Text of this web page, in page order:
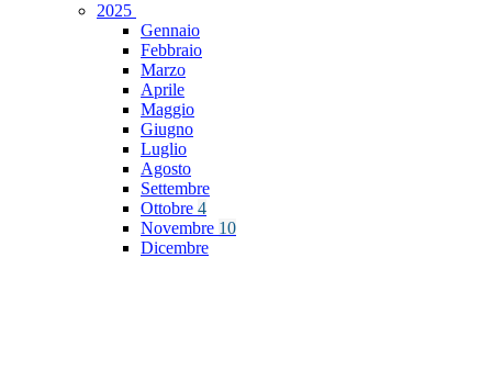
2025
Gennaio
Febbraio
Marzo
Aprile
Maggio
Giugno
Luglio
Agosto
Settembre
Ottobre 4
Novembre 10
Dicembre